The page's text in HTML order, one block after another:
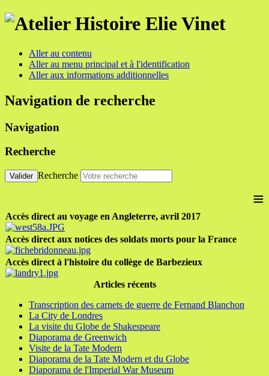
Aller au contenu
Aller au menu principal et à l'identification
Aller aux informations additionnelles
Navigation de recherche
Navigation
Recherche
Valider Recherche
≡
Accès direct au voyage en Angleterre, avril 2017
Accès direct aux notices des soldats morts pour la France
Accès direct à l'histoire du collège de Barbezieux
Articles récents
Transcription des carnets de guerre de Fernand Blanchon
La City de Londres
La visite du Globe de Shakespeare
Diaporama de Greenwich
Visite de la Tate Modern
Diaporama de la Tate Modern et du Globe
Diaporama de l'Imperial War Museum